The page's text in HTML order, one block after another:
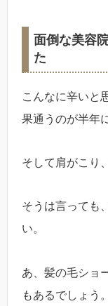
面倒な美容
た
こんなに辛いと
果通うのが半年
そして肩がこり
そうは言っても
い。
あ、髪の毛ショ
もあるでしょう